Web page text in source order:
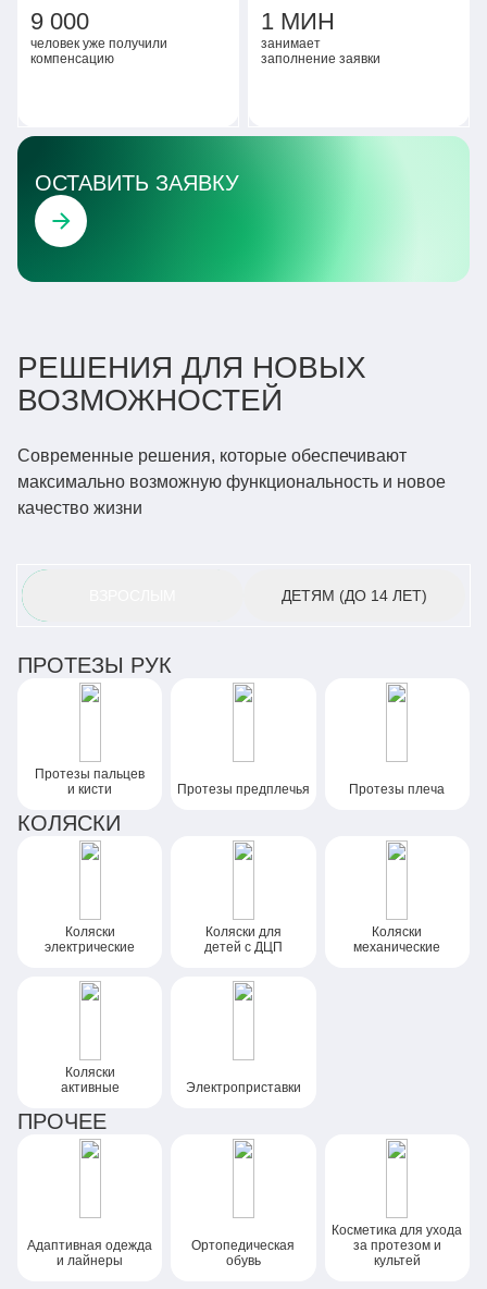
9 000
человек уже получили
компенсацию
1 МИН
занимает
заполнение заявки
ОСТАВИТЬ ЗАЯВКУ
РЕШЕНИЯ ДЛЯ НОВЫХ
ВОЗМОЖНОСТЕЙ
Современные решения, которые обеспечивают
максимально возможную функциональность и новое
качество жизни
ДЕТЯМ (ДО 14 ЛЕТ)
ПРОТЕЗЫ РУК
Протезы пальцев
и кисти
Протезы предплечья Протезы плеча
КОЛЯСКИ
Коляски
электрические
Коляски для
детей с ДЦП
Коляски
механические
Коляски
активные
Электроприставки
ПРОЧЕЕ
Адаптивная одежда
и лайнеры
Ортопедическая
обувь
Косметика для ухода
за протезом и
культей